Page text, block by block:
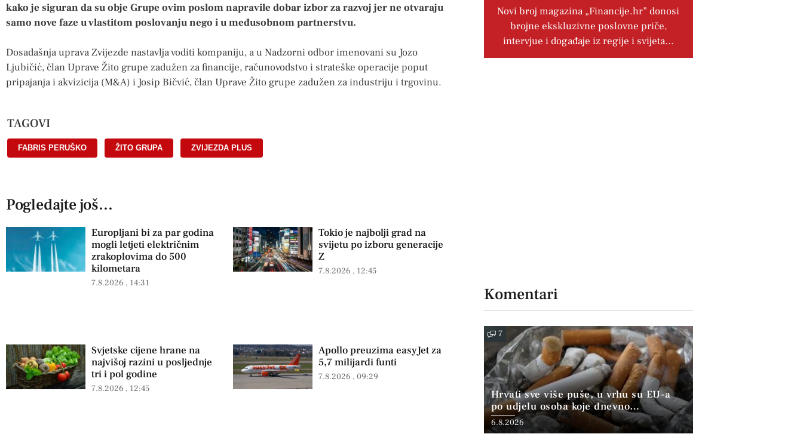
kako je siguran da su obje Grupe ovim poslom napravile dobar izbor za razvoj jer ne otvaraju
samo nove faze u vlastitom poslovanju nego i u međusobnom partnerstvu.
Dosadašnja uprava Zvijezde nastavlja voditi kompaniju, a u Nadzorni odbor imenovani su Jozo
Ljubičić, član Uprave Žito grupe zadužen za financije, računovodstvo i strateške operacije poput
pripajanja i akvizicija (M&A) i Josip Bičvić, član Uprave Žito grupe zadužen za industriju i trgovinu.
TAGOVI
FABRIS PERUŠKO ŽITO GRUPA ZVIJEZDA PLUS
Pogledajte još...
Europljani bi za par godina
mogli letjeti električnim
zrakoplovima do 500
kilometara
7.8.2026 14:31
Tokio je najbolji grad na
svijetu po izboru generacije
Z
7.8.2026 12:45
Svjetske cijene hrane na
najvišoj razini u posljednje
tri i pol godine
7.8.2026 12:45
Apollo preuzima easyJet za
5,7 milijardi funti
7.8.2026 09:29
Novi broj magazina „Financije.hr” donosi
brojne ekskluzivne poslovne priče,
intervjue i događaje iz regije i svijeta…
Komentari
7
Hrvati sve više puše, u vrhu su EU-a
po udjelu osoba koje dnevno
konzumiraju duhan
6.8.2026